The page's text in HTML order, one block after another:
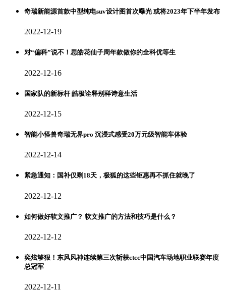
奇瑞新能源首款中型纯电suv设计图首次曝光 或将2023年下半年发布
2022-12-19
对“偏科”说不！思皓花仙子周年款做你的全科优等生
2022-12-16
国家队的新标杆 皓极诠释别样诗意生活
2022-12-15
智能小怪兽奇瑞无界pro 沉浸式感受20万元级智能车体验
2022-12-14
紧急通知：国补仅剩18天，极狐的这些钜惠再不抓住就晚了
2022-12-12
如何做好软文推广？ 软文推广的方法和技巧是什么？
2022-12-12
奕炫够狠！东风风神连续第三次斩获ctcc中国汽车场地职业联赛年度
总冠军
2022-12-11